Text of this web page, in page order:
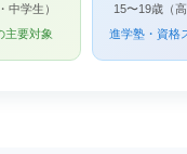
中学生）
主要対象
15〜19歳（
進学塾・資格